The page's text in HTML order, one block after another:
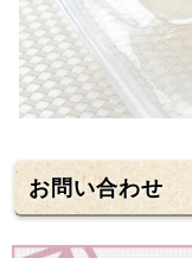
お問い合わせ